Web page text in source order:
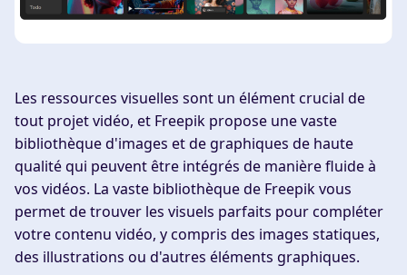
Les ressources visuelles sont un élément crucial de
tout projet vidéo, et Freepik propose une vaste
bibliothèque d'images et de graphiques de haute
qualité qui peuvent être intégrés de manière fluide à
vos vidéos. La vaste bibliothèque de Freepik vous
permet de trouver les visuels parfaits pour compléter
votre contenu vidéo, y compris des images statiques,
des illustrations ou d'autres éléments graphiques.